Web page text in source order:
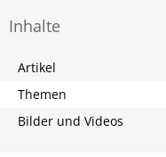
Inhalte
Artikel
Themen
Bilder und Videos